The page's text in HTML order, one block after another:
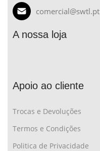
comercial@swtl.pt
A nossa loja
Apoio ao cliente
Trocas e Devoluções
Termos e Condições
Politica de Privacidade